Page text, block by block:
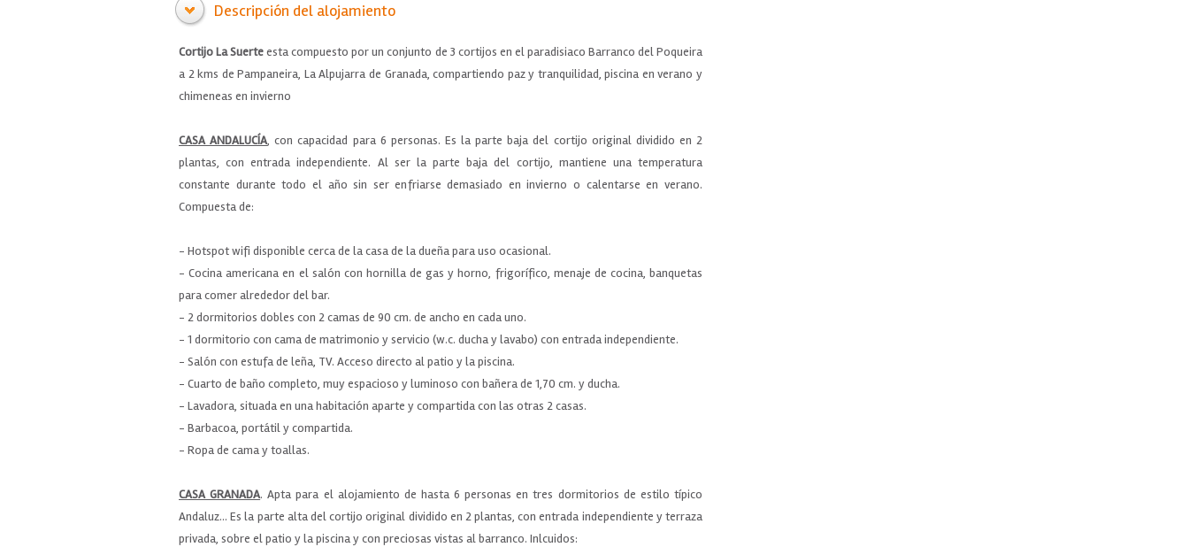
Descripción del alojamiento
Cortijo La Suerteesta compuesto por un conjunto de 3 cortijos en el paradisiaco Barranco del Poqueira
a 2 kms de Pampaneira, La Alpujarra de Granada, compartiendo paz y tranquilidad, piscina en verano y
chimeneas en invierno
CASA ANDALUCÍA, con capacidad para 6 personas. Es la parte baja del cortijo original dividido en 2
plantas, con entrada independiente. Al ser la parte baja del cortijo, mantiene una temperatura
constante durante todo el año sin ser enfriarse demasiado en invierno o calentarse en verano.
Compuesta de:
- Hotspot wifi disponible cerca de la casa de la dueña para uso ocasional.
- Cocina americana en el salón con hornilla de gas y horno, frigorífico, menaje de cocina, banquetas
para comer alrededor del bar.
- 2 dormitorios dobles con 2 camas de 90 cm. de ancho en cada uno.
- 1 dormitorio con cama de matrimonio y servicio (w.c. ducha y lavabo) con entrada independiente.
- Salón con estufa de leña, TV. Acceso directo al patio y la piscina.
- Cuarto de baño completo, muy espacioso y luminoso con bañera de 1,70 cm. y ducha.
- Lavadora, situada en una habitación aparte y compartida con las otras 2 casas.
- Barbacoa, portátil y compartida.
- Ropa de cama y toallas.
CASA GRANADA. Apta para el alojamiento de hasta 6 personas en tres dormitorios de estilo típico
Andaluz... Es la parte alta del cortijo original dividido en 2 plantas, con entrada independiente y terraza
privada, sobre el patio y la piscina y con preciosas vistas al barranco. Inlcuidos: